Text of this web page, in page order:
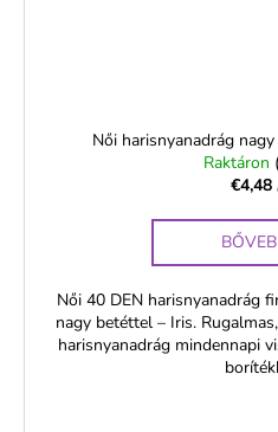
Női harisnyanadrág
Raktáron
€4,48
Női 40 DEN harisnyanadrág
nagy betéttel – Iris.
harisnyanadrág mindennapi